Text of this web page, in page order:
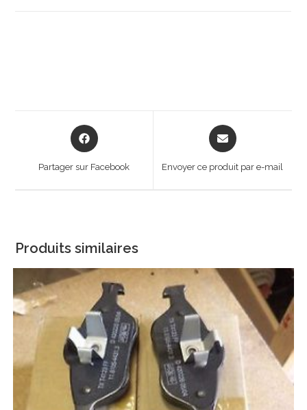
Opens
in
Partager sur Facebook
Opens
in
new
Envoyer ce produit par e-mail
Produits similaires